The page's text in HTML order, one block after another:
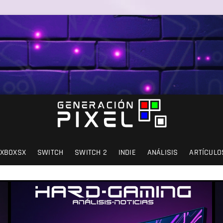
XBOXSX SWITCH SWITCH 2 INDIE ANÁLISIS